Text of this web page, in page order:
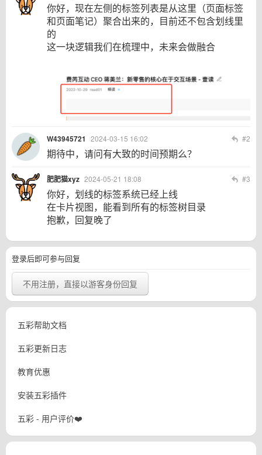
你好，现在左侧的标签列表是从这里（页面标签
和页面笔记）聚合出来的，目前还不包含划线里
的
这一块逻辑我们在梳理中，未来会做融合
W43945721 2024-03-15 16:02 #2
期待中，请问有大致的时间预期么？
肥肥猫xyz 2024-05-21 18:08 #3
你好，划线的标签系统已经上线
在卡片视图，能看到所有的标签树目录
抱歉，回复晚了
登录后即可参与回复
不用注册，直接以游客身份回复
五彩帮助文档
五彩更新日志
教育优惠
安装五彩插件
五彩 - 用户评价❤️